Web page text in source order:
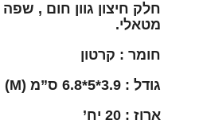
חלק חיצון גוון חום ,
מטאלי.
חומר : קרטון
גודל : 3.9*5*6.8 ס”מ (M)
ארוז : 20 יח’